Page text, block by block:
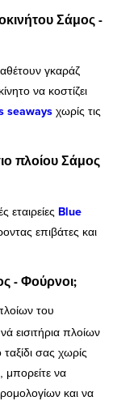
Σάμος -
γκαράζ
να κοστίζει
seaways χωρίς τις
πλοίου Σάμος
εταιρείες Blue
επιβάτες και
- Φούρνοι;
του
εισιτήρια πλοίων
σας χωρίς
να
και να